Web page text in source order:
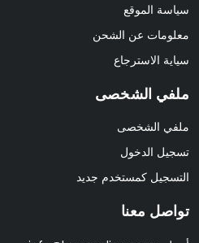
سياسة الموقع
معلومات عن الشحن
سياية الاسترجاع
ملفي الشخصى
ملفي الشخصى
تسجيل الدخول
التسجيل كمستخدم جديد
تواصل معنا